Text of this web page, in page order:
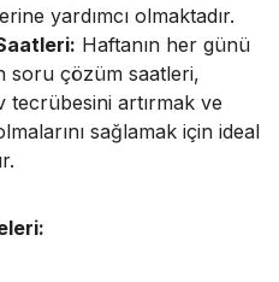
yardımcı olmaktadır.
Haftanın her günü
soru çözüm saatleri,
tecrübesini artırmak ve
sağlamak için ideal